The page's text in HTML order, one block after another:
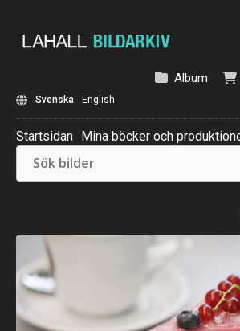
Album
Svenska English
Startsidan Mina böcker och
Beställ: Kalender 2025